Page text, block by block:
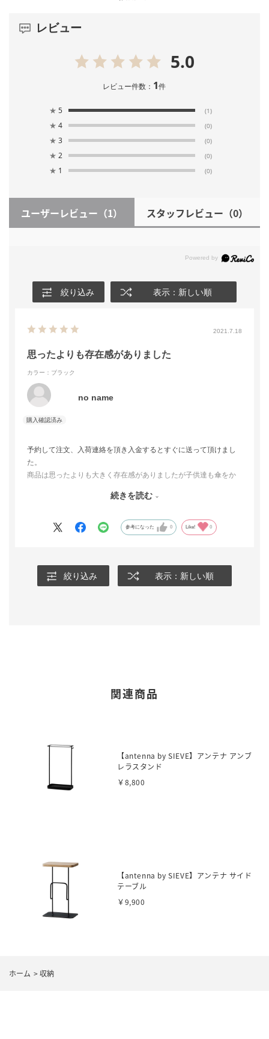
レビュー
5.0
レビュー件数： 1件
★ 5 (1)
★ 4 (0)
★ 3 (0)
★ 2 (0)
★ 1 (0)
ユーザーレビュー （1） スタッフレビュー （0）
絞り込み 表示：新しい順
2021.7.18
思ったよりも存在感がありました
カラー：ブラック
no name
予約して注文、入荷連絡を頂き入金するとすぐに送って頂けまし
た。
商品は思ったよりも大きく存在感がありましたが子供達も傘をか
ます。少し倒れやすそうで不安があるので免震ゴムをつけてもい
似たような商品が他社でもありますがそれぞれ値段相応で、シー
ヴさんの商品はとてもしっかりしていてよかったとおもっていま
続きを読む
参考になった 0 Like! 0
絞り込み 表示：新しい順
関連商品
【antenna by SIEVE】アンテナ アンブ
レラスタンド
￥8,800
【antenna by SIEVE】アンテナ サイド
テーブル
￥9,900
ホーム >収納